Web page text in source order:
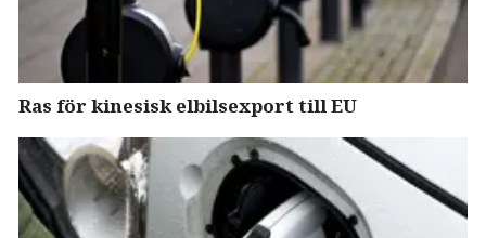
Ras för kinesisk elbilsexport till EU